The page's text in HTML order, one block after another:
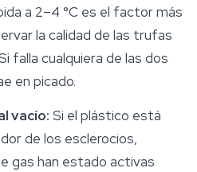
a 2–4 °C es el factor más
la calidad de las trufas
falla cualquiera de las dos
en picado.
vacío: Si el plástico está
de los esclerocios,
gas han estado activas